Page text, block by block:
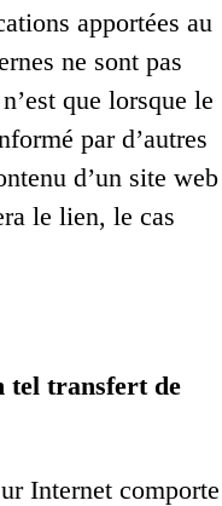
apportées au
ne sont pas
que lorsque le
par d’autres
d’un site web
le lien, le cas
tel transfert de
Internet comporte